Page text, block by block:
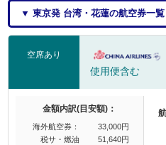
▼ 東京発 台湾・花蓮の航空券一覧
空席あり
使用便含む
金額内訳(目安額)：
海外航空券：
33,000円
税サ・燃油
51,640円